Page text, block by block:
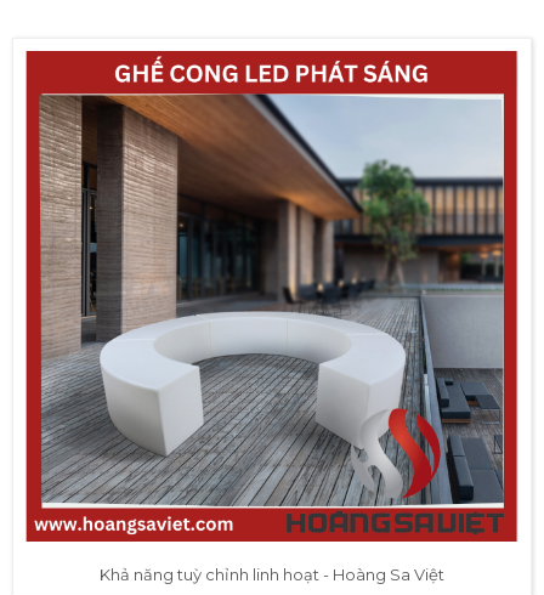
Khả năng tuỳ chỉnh linh hoạt - Hoàng Sa Việt